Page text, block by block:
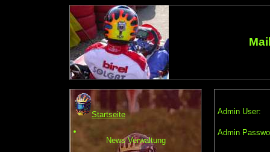
Startseite
News Verwaltung
Admin User:
Admin